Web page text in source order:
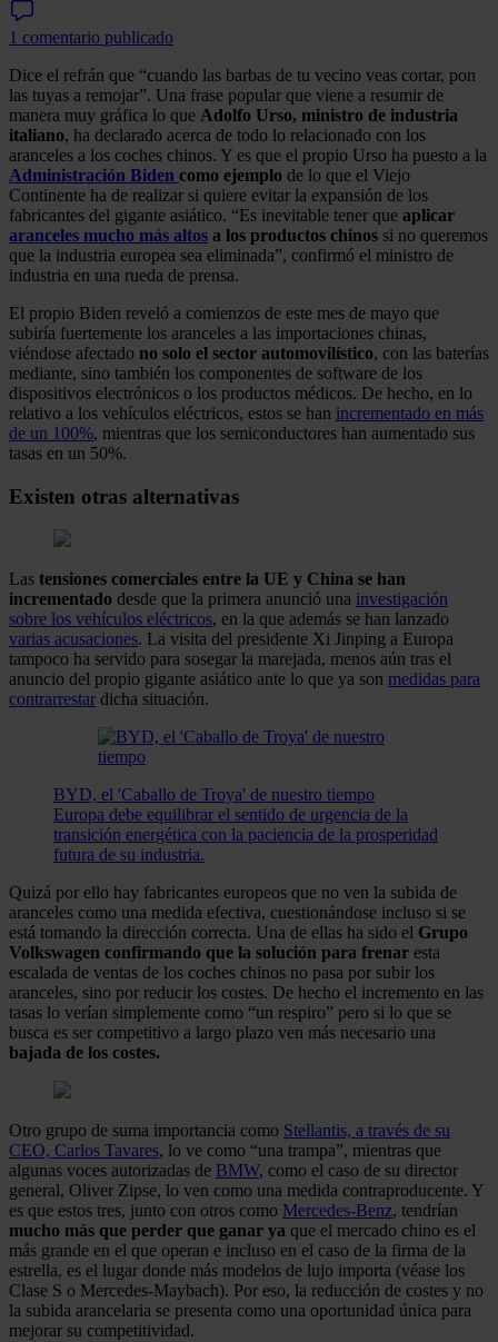
1 comentario publicado
Dice el refrán que “cuando las barbas de tu vecino veas cortar, pon
las tuyas a remojar”. Una frase popular que viene a resumir de
manera muy gráfica lo que Adolfo Urso, ministro de industria
italiano, ha declarado acerca de todo lo relacionado con los
aranceles a los coches chinos. Y es que el propio Urso ha puesto a la
Administración Biden como ejemplo de lo que el Viejo
Continente ha de realizar si quiere evitar la expansión de los
fabricantes del gigante asiático. “Es inevitable tener que aplicar
aranceles mucho más altos a los productos chinos si no queremos
que la industria europea sea eliminada”, confirmó el ministro de
industria en una rueda de prensa.
El propio Biden reveló a comienzos de este mes de mayo que
subiría fuertemente los aranceles a las importaciones chinas,
viéndose afectado no solo el sector automovilístico, con las baterías
mediante, sino también los componentes de software de los
dispositivos electrónicos o los productos médicos. De hecho, en lo
relativo a los vehículos eléctricos, estos se han incrementado en más
de un 100%, mientras que los semiconductores han aumentado sus
tasas en un 50%.
Existen otras alternativas
Las tensiones comerciales entre la UE y China se han
incrementado desde que la primera anunció una investigación
sobre los vehículos eléctricos, en la que además se han lanzado
varias acusaciones. La visita del presidente Xi Jinping a Europa
tampoco ha servido para sosegar la marejada, menos aún tras el
anuncio del propio gigante asiático ante lo que ya son medidas para
contrarrestar dicha situación.
BYD, el 'Caballo de Troya' de nuestro tiempo
Europa debe equilibrar el sentido de urgencia de la
transición energética con la paciencia de la prosperidad
futura de su industria.
Quizá por ello hay fabricantes europeos que no ven la subida de
aranceles como una medida efectiva, cuestionándose incluso si se
está tomando la dirección correcta. Una de ellas ha sido el Grupo
Volkswagen confirmando que la solución para frenar esta
escalada de ventas de los coches chinos no pasa por subir los
aranceles, sino por reducir los costes. De hecho el incremento en las
tasas lo verían simplemente como “un respiro” pero si lo que se
busca es ser competitivo a largo plazo ven más necesario una
bajada de los costes.
Otro grupo de suma importancia como Stellantis, a través de su
CEO, Carlos Tavares, lo ve como “una trampa”, mientras que
algunas voces autorizadas de BMW, como el caso de su director
general, Oliver Zipse, lo ven como una medida contraproducente. Y
es que estos tres, junto con otros como Mercedes-Benz, tendrían
mucho más que perder que ganar ya que el mercado chino es el
más grande en el que operan e incluso en el caso de la firma de la
estrella, es el lugar donde más modelos de lujo importa (véase los
Clase S o Mercedes-Maybach). Por eso, la reducción de costes y no
la subida arancelaria se presenta como una oportunidad única para
mejorar su competitividad.